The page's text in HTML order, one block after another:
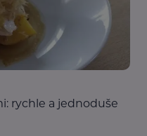
rychle a jednoduše